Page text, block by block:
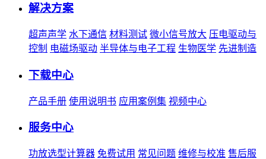
解决方案
超声声学 水下通信 材料测试 微小信号放大 压电驱动与
控制 电磁场驱动 半导体与电子工程 生物医学 先进制造
下载中心
产品手册 使用说明书 应用案例集 视频中心
服务中心
功放选型计算器 免费试用 常见问题 维修与校准 售后服